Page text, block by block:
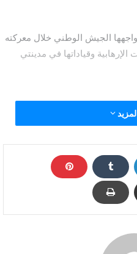
الجيش الوطني خلال معركته
وقياداتها في مدينتي
طرابلس، ويبلغ عددها ما يقرب من 5 آلاف مقاتل غالبيتهم من الشباب،
ويرتبط بعلاقات واتصالات وثيقة مع
المسلحة من قاعدة معيتيقة
الإرهابية من ليبيا إلى